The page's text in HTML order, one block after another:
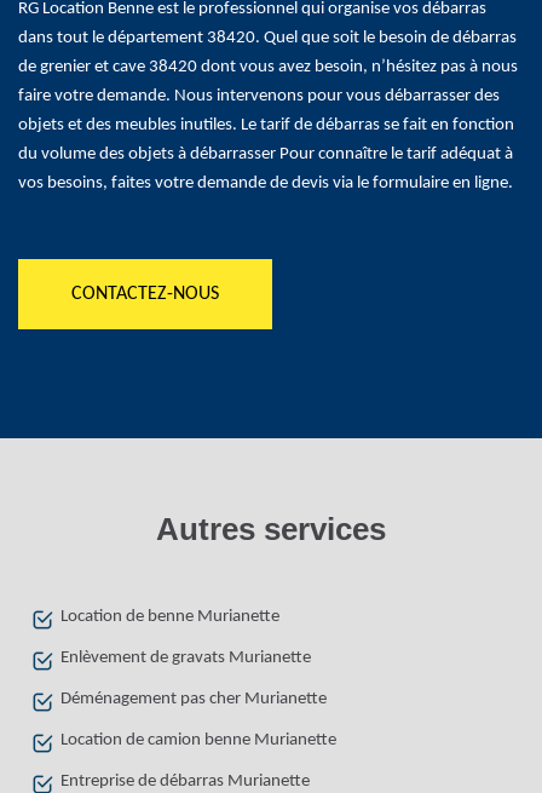
RG Location Benne est le professionnel qui organise vos débarras
dans tout le département 38420. Quel que soit le besoin de débarras
de grenier et cave 38420 dont vous avez besoin, n’hésitez pas à nous
faire votre demande. Nous intervenons pour vous débarrasser des
objets et des meubles inutiles. Le tarif de débarras se fait en fonction
du volume des objets à débarrasser Pour connaître le tarif adéquat à
vos besoins, faites votre demande de devis via le formulaire en ligne.
CONTACTEZ-NOUS
Autres services
Location de benne Murianette
Enlèvement de gravats Murianette
Déménagement pas cher Murianette
Location de camion benne Murianette
Entreprise de débarras Murianette